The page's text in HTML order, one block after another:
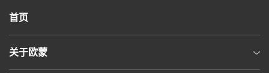
首页
关于欧蒙